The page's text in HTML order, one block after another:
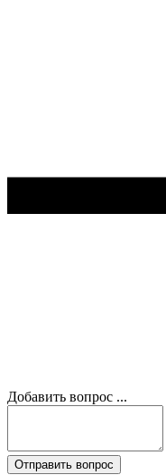
Добавить вопрос ...
Отправить вопрос